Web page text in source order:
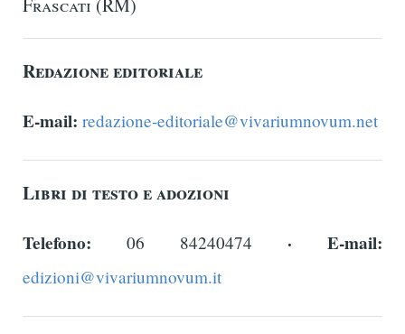
Frascati (RM)
Redazione editoriale
E-mail: redazione-editoriale@vivariumnovum.net
Libri di testo e adozioni
Telefono: 06 84240474 · E-mail:
edizioni@vivariumnovum.it